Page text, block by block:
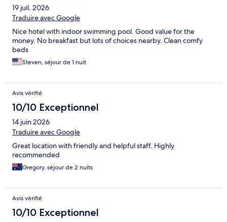
19 juil. 2026
Traduire avec Google
Nice hotel with indoor swimming pool. Good value for the
money. No breakfast but lots of choices nearby. Clean comfy
beds
Steven, séjour de 1 nuit
Avis vérifié
10/10 Exceptionnel
14 juin 2026
Traduire avec Google
Great location with friendly and helpful staff. Highly
recommended
Gregory, séjour de 2 nuits
Avis vérifié
10/10 Exceptionnel